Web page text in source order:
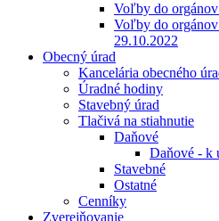
Voľby do
Voľby do
29.10.2022
Obecný úrad
Kancelária obecného
Úradné hodiny
Stavebný úrad
Tlačivá na stiahnutie
Daňové
Daňové - k
Stavebné
Ostatné
Cenníky
Zverejňovanie